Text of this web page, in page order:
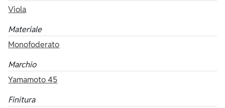
Viola
Materiale
Monofoderato
Marchio
Yamamoto 45
Finitura